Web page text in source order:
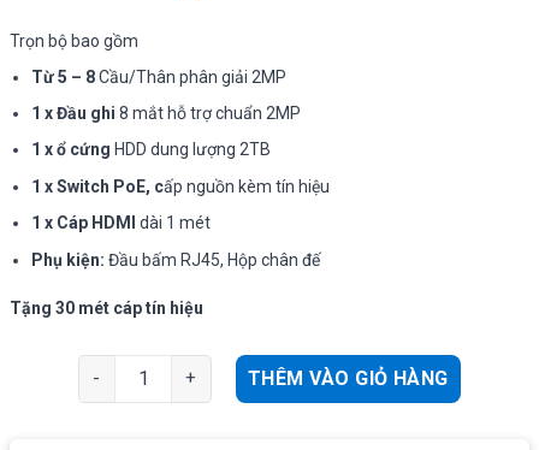
Trọn bộ bao gồm
Từ 5 – 8Cầu/Thân phân giải 2MP
1 x Đầu ghi 8 mắt hỗ trợ chuẩn 2MP
1 x ổ cứng HDD dung lượng 2TB
1 x Switch PoE, cấp nguồn kèm tín hiệu
1 x Cáp HDMI
dài 1 mét
Phụ kiện: Đầu bấm RJ45, Hộp chân đế
Tặng 30 mét cáp tín hiệu
Báo giá bộ từ 5 - 8 camera IP Hikvision 2MP, ổ cứng
THÊM VÀO GIỎ HÀNG